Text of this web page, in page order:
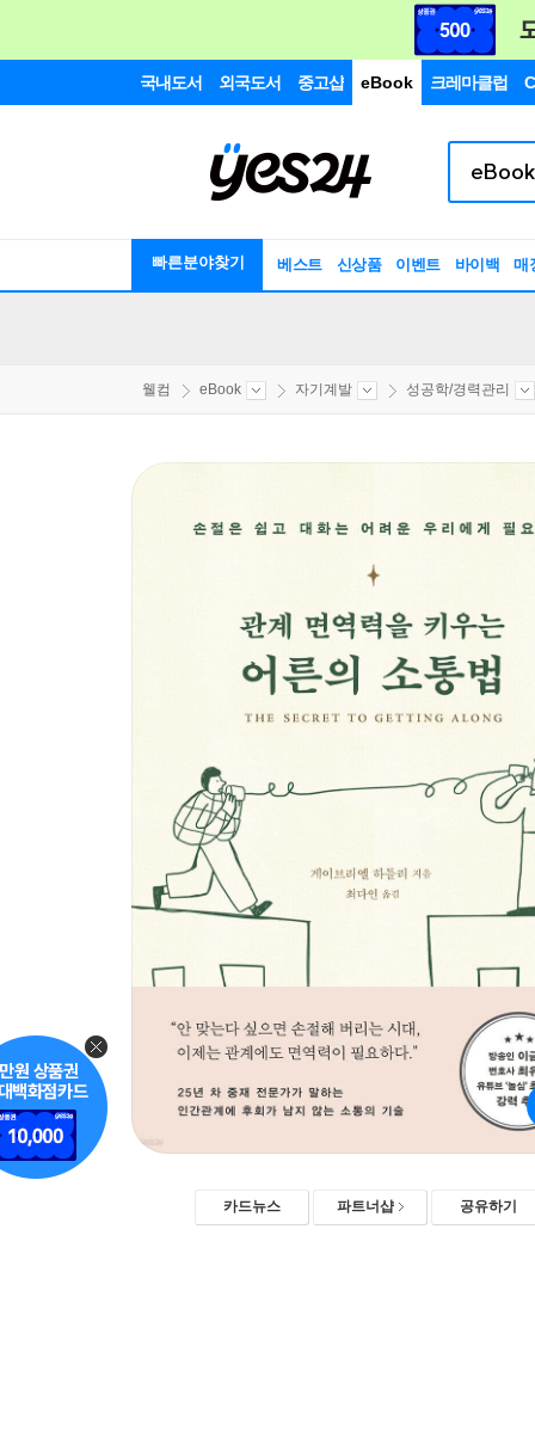
국내도서 외국도서 중고샵 eBook 크레마클럽
빠른분야찾기 베스트 신상품 이벤트 바이백 매
웰컴 eBook 자기계발 성공학/경력관리
카드뉴스 파트너샵 공유하기